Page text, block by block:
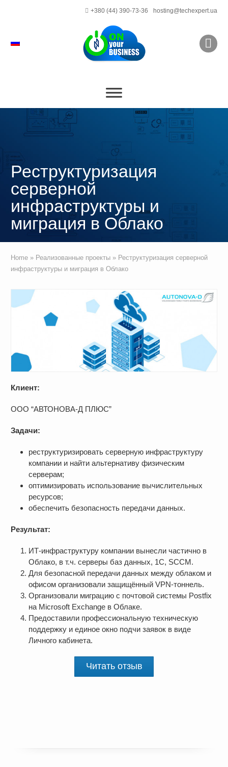
+380 (44) 390-73-36 hosting@techexpert.ua
Реструктуризация
серверной
инфраструктуры и
миграция в Облако
Home » Реализованные проекты » Реструктуризация серверной
инфраструктуры и миграция в Облако
Клиент:
ООО “АВТОНОВА-Д ПЛЮС”
Задачи:
реструктуризировать серверную инфраструктуру
компании и найти альтернативу физическим
серверам;
оптимизировать использование вычислительных
ресурсов;
обеспечить безопасность передачи данных.
Результат:
ИТ-инфраструктуру компании вынесли частично в
Облако, в т.ч. серверы баз данных, 1С, SCCM.
Для безопасной передачи данных между облаком и
офисом организовали защищённый VPN-тоннель.
Организовали миграцию с почтовой системы Postfix
на Microsoft Exchange в Облаке.
Предоставили профессиональную техническую
поддержку и единое окно подчи заявок в виде
Личного кабинета.
Читать отзыв